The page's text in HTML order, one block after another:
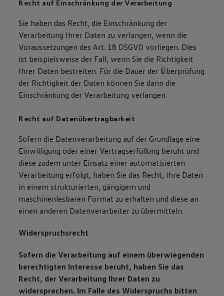
Recht auf Einschränkung der Verarbeitung
Sie haben das Recht, die Einschränkung der
Verarbeitung Ihrer Daten zu verlangen, wenn die
Voraussetzungen des Art. 18 DSGVO vorliegen. Dies
ist beispielsweise der Fall, wenn Sie die Richtigkeit
Ihrer Daten bestreiten. Für die Dauer der Überprüfung
der Richtigkeit der Daten können Sie dann die
Einschränkung der Verarbeitung verlangen.
Recht auf Datenübertragbarkeit
Sofern die Datenverarbeitung auf der Grundlage eine
Einwilligung oder einer Vertragserfüllung beruht und
diese zudem unter Einsatz einer automatisierten
Verarbeitung erfolgt, haben Sie das Recht, Ihre Daten
in einem strukturierten, gängigem und
maschinenlesbaren Format zu erhalten und diese an
einen anderen Datenverarbeiter zu übermitteln.
Widerspruchsrecht
Sofern die Verarbeitung auf einem überwiegenden
berechtigten Interesse beruht, haben Sie das
Recht, der Verarbeitung Ihrer Daten zu
widersprechen. Im Falle des Widerspruchs bitten